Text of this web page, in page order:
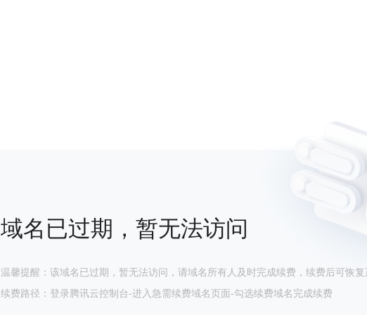
域名已过期，暂无法访问
温馨提醒：该域名已过期，暂无法访问，请域名所有人及时完成续费，续费后可恢复
续费路径：登录腾讯云控制台-进入急需续费域名页面-勾选续费域名完成续费